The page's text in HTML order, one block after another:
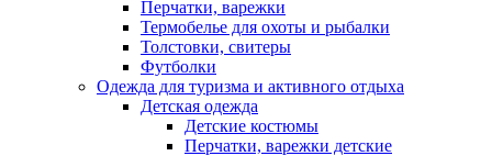
Перчатки, варежки
Термобелье для охоты и рыбалки
Толстовки, свитеры
Футболки
Одежда для туризма и активного отдыха
Детская одежда
Детские костюмы
Перчатки, варежки детские